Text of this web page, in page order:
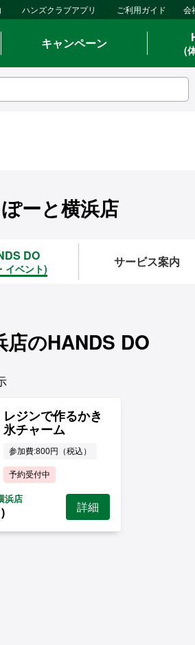
ハンズクラブアプリ ご利用ガイド 会
キャンペーン (
ーと横浜店
DO
イベント) サービス案内
店のHANDS DO
レジンで作るかき
氷チャーム
参加費:800円（税込）
予約受付中
浜店
詳細